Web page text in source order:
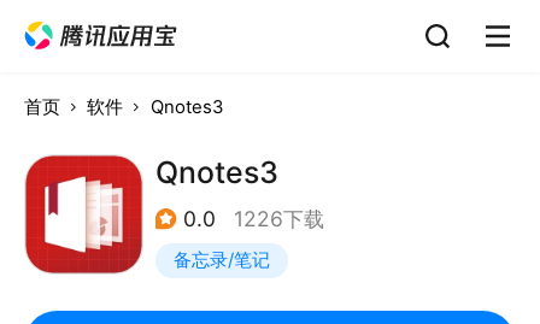
首页 软件 Qnotes3
Qnotes3
0.0 1226下载
备忘录/笔记